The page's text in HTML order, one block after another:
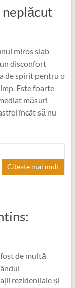
neplăcut
miros slab
disconfort
de spirit pentru o
Este foarte
măsuri
încât să nu
Citește mai mult
de multă
rezidențiale și